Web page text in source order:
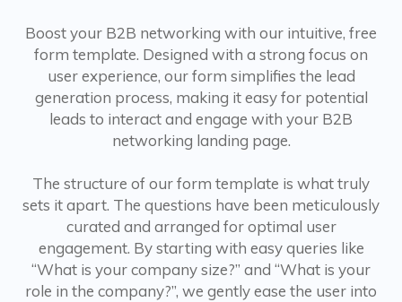
Boost your B2B networking with our intuitive, free
form template. Designed with a strong focus on
user experience, our form simplifies the lead
generation process, making it easy for potential
leads to interact and engage with your B2B
networking landing page.
The structure of our form template is what truly
sets it apart. The questions have been meticulously
curated and arranged for optimal user
engagement. By starting with easy queries like
“What is your company size?” and “What is your
role in the company?”, we gently ease the user into